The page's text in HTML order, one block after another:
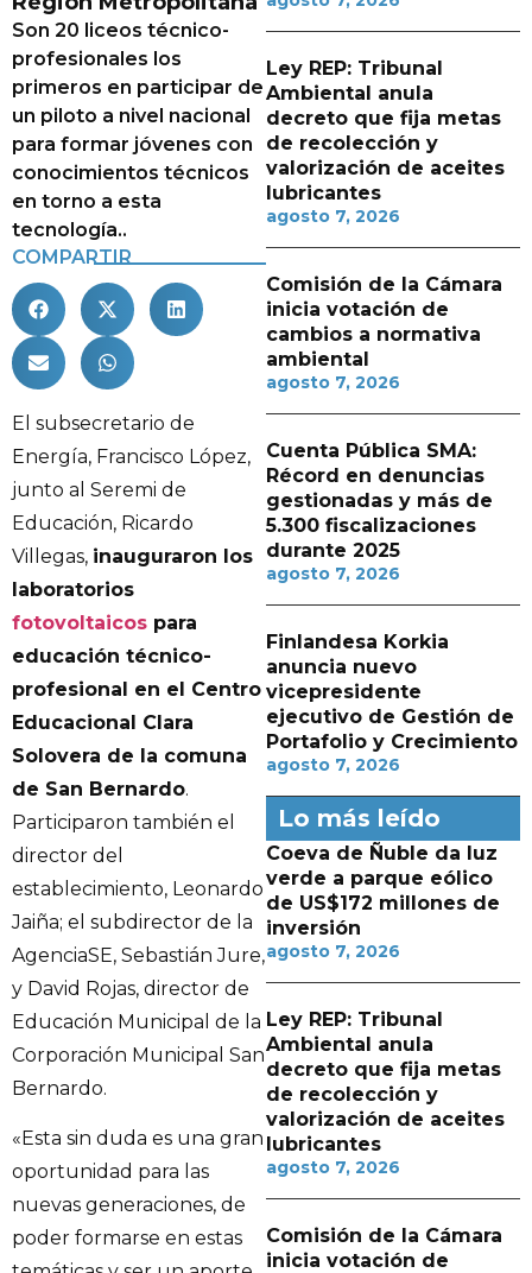
Son 20 liceos técnico-
profesionales los
primeros en participar de
un piloto a nivel nacional
para formar jóvenes con
conocimientos técnicos
en torno a esta
tecnología..
COMPARTIR
El subsecretario de
Energía, Francisco López,
junto al Seremi de
Educación, Ricardo
Villegas, inauguraron los
laboratorios
fotovoltaicos para
educación técnico-
profesional en el Centro
Educacional Clara
Solovera de la comuna
de San Bernardo.
Participaron también el
director del
establecimiento, Leonardo
Jaiña; el subdirector de la
AgenciaSE, Sebastián Jure,
y David Rojas, director de
Educación Municipal de la
Corporación Municipal San
Bernardo.
«Esta sin duda es una gran
oportunidad para las
nuevas generaciones, de
poder formarse en estas
Ley REP: Tribunal
Ambiental anula
decreto que fija metas
de recolección y
valorización de aceites
lubricantes
agosto 7, 2026
Comisión de la Cámara
inicia votación de
cambios a normativa
ambiental
agosto 7, 2026
Cuenta Pública SMA:
Récord en denuncias
gestionadas y más de
5.300 fiscalizaciones
durante 2025
agosto 7, 2026
Finlandesa Korkia
anuncia nuevo
vicepresidente
ejecutivo de Gestión de
Portafolio y Crecimiento
agosto 7, 2026
Lo más leído
Coeva de Ñuble da luz
verde a parque eólico
de US$172 millones de
inversión
agosto 7, 2026
Ley REP: Tribunal
Ambiental anula
decreto que fija metas
de recolección y
valorización de aceites
lubricantes
agosto 7, 2026
Comisión de la Cámara
inicia votación de